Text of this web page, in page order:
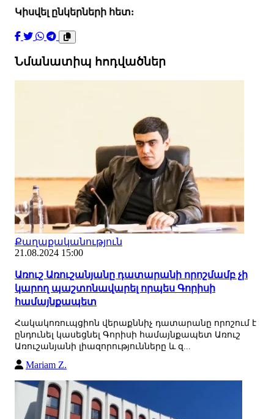
Կիսվել ընկերների հետ:
Նմանատիպ հոդվածներ
Քաղաքականություն
21.08.2024 15:00
Առուշ Առուշանյանը դատարանի որոշմամբ չի
կարող պաշտոնավարել որպես Գորիսի
համայնքապետ
Հակակոռուպցիոն վերաքննիչ դատարանը որոշում է
ընդունել կասեցնել Գորիսի համայնքապետ Առուշ
Առուշանյանի լիազորությունները և զ...
Mariam Z.